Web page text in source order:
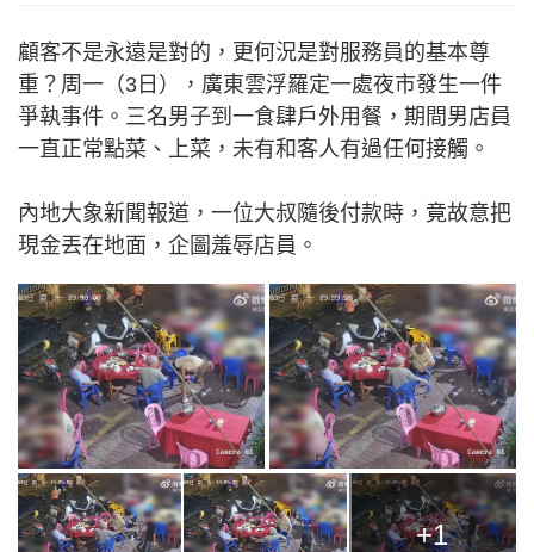
顧客不是永遠是對的，更何況是對服務員的基本尊
重？周一（3日），廣東雲浮羅定一處夜市發生一件
爭執事件。三名男子到一食肆戶外用餐，期間男店員
一直正常點菜、上菜，未有和客人有過任何接觸。
內地大象新聞報道，一位大叔隨後付款時，竟故意把
現金丟在地面，企圖羞辱店員。
+1